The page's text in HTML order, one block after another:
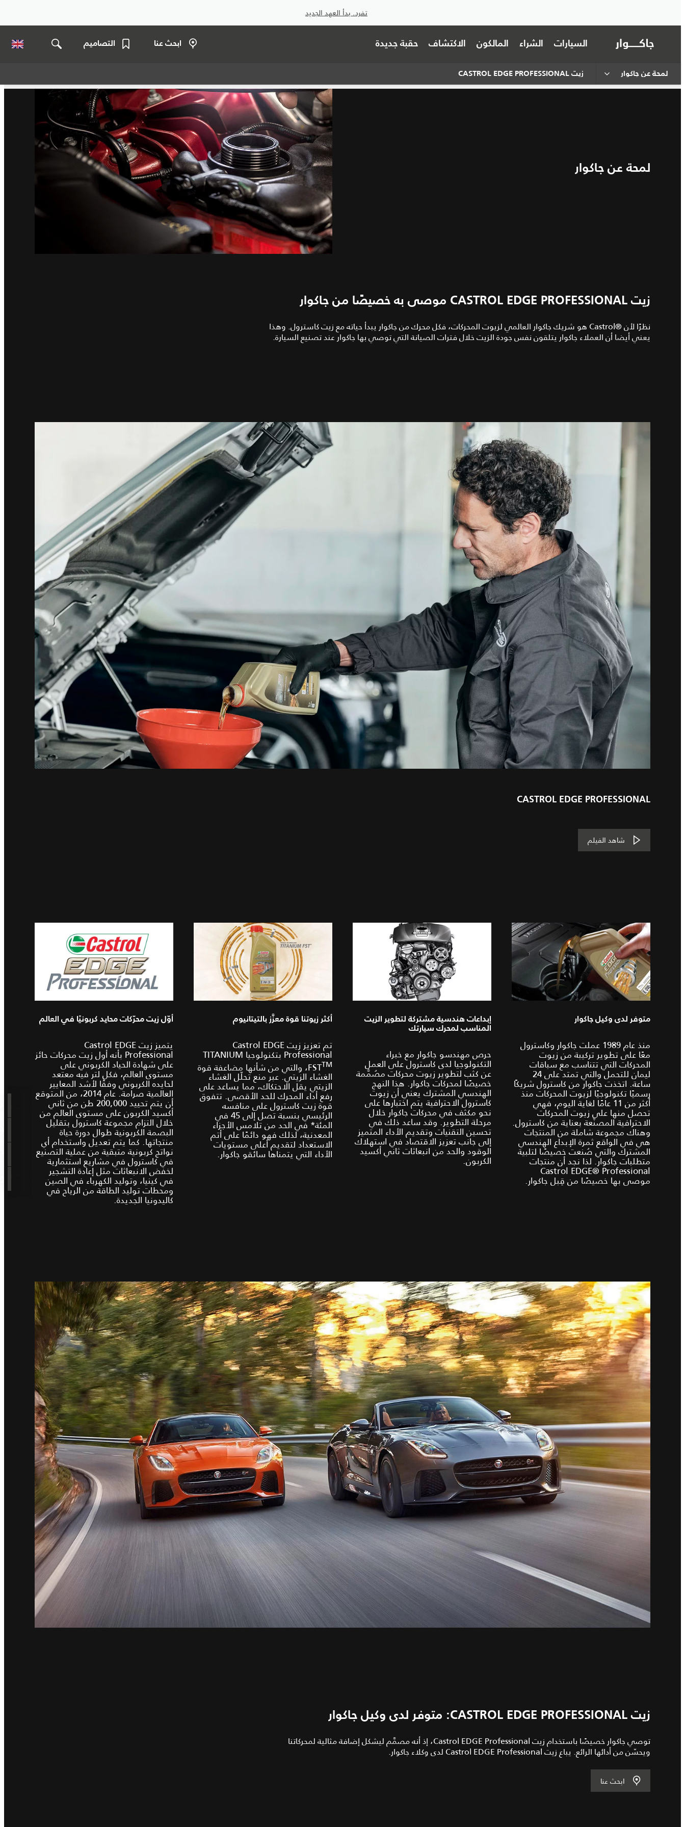
تفرد. بدأ العهد الجديد
السيارات الشراء المالكون الاكتشاف حقبة جديدة ابحث عنا التصاميم
لمحة عن جاكوار زيت CASTROL EDGE PROFESSIONAL
لمحة عن جاكوار
زيت CASTROL EDGE PROFESSIONAL موصى به خصيصًا من جاكوار
نظرًا لأن Castrol®‎ هو شريك جاكوار العالمي لزيوت المحركات، فكل محرك من جاكوار يبدأ حياته مع زيت كاسترول. وهذا
يعني أيضا أن العملاء جاكوار يتلقون نفس جودة الزيت خلال فترات الصيانة التي توصي بها جاكوار عند تصنيع السيارة.
CASTROL EDGE PROFESSIONAL
شاهد الفيلم
متوفر لدى وكيل جاكوار
منذ عام 1989 عملت جاكوار وكاسترول
معًا على تطوير تركيبة من زيوت
المحركات التي تتناسب مع سباقات
ليمان للتحمل والتي تمتد على 24
ساعة. اتخذت جاكوار من كاسترول شريكًا
رسميًا تكنولوجيًا لزيوت المحركات منذ
أكثر من 11 عامًا لغاية اليوم، فهي
تحصل منها على زيوت المحركات
الاحترافية المصنّعة بعناية من كاسترول.
وهناك مجموعة شاملة من المنتجات
هي في الواقع ثمرة الإبداع الهندسي
المشترك والتي صُنعت خصيصًا لتلبية
متطلبات جاكوار. لذا نجد أن منتجات
Castrol EDGE® Professional
موصى بها خصيصًا من قِبل جاكوار.
إبداعات هندسية مشتركة لتطوير الزيت
المناسب لمحرك سيارتك
حرص مهندسو جاكوار مع خبراء
التكنولوجيا لدى كاسترول على العمل
عن كثب لتطوير زيوت محركات مصُمَّمة
خصيصًا لمحركات جاكوار. هذا النهج
الهندسي المشترك يعني أن زيوت
كاسترول الاحترافية يتم اختبارها على
نحو مكثف في محركات جاكوار خلال
مرحلة التطوير. وقد ساعد ذلك في
تحسين التقنيات وتقديم الأداء المتميز
إلى جانب تعزيز الاقتصاد في استهلاك
الوقود والحد من انبعاثات ثاني أكسيد
الكربون.
أكثر زيوتنا قوة معزَّز بالتيتانيوم
تم تعزيز زيت Castrol EDGE
Professional بتكنولوجيا TITANIUM
FSTTM‎ ، والتي من شأنها مضاعفة قوة
الغشاء الزيتي. عبر منع تحلّل الغشاء
الزيتي يقل الاحتكاك، مما يساعد على
رفع أداء المحرك للحد الأقصى. تتفوق
قوة زيت كاسترول على منافسه
الرئيسي بنسبة تصل إلى 45 في
المئة* في الحد من تلامس الأجزاء
المعدنية، لذلك فهو دائمًا على أتم
الاستعداد لتقديم أعلى مستويات
الأداء التي يتمناها سائقو جاكوار.
أوّل زيت محرّكات محايد كربونيًا في العالم
يتميز زيت Castrol EDGE
Professional بأنه أول زيت محركات حائز
على شهادة الحياد الكربوني على
مستوى العالم، فكل لتر فيه معتعد
لحايده الكربوني وفقًا لأشد المعايير
العالمية صرامة. عام 2014، من المتوقع
أن يتم تحييد 200,000 طن من ثاني
أكسيد الكربون على مستوى العالم من
خلال التزام مجموعة كاسترول بتقليل
البصمة الكربونية طوال دورة حياة
منتجاتها. كما يتم تعديل واستخدام أي
نواتج كربونية متبقية من عملية التصنيع
في كاسترول في مشاريع استثمارية
لخفض الانبعاثات مثل إعادة التشجير
في كينيا، وتوليد الكهرباء في الصين
ومحطات توليد الطاقة من الرياح في
كاليدونيا الجديدة.
زيت CASTROL EDGE PROFESSIONAL: متوفر لدى وكيل جاكوار
توصي جاكوار خصيصًا باستخدام زيت Castrol EDGE Professional، إذ أنه مصمَّم ليشكل إضافة مثالية لمحركاتنا
ويحسّن من أدائها الرائع. يباع زيت Castrol EDGE Professional لدى وكلاء جاكوار.
ابحث عنا